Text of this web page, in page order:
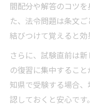
間配分や解答のコツ
た、法令問題は条文
結びつけて覚えると効
さらに、試験直前は
の復習に集中するこ
知県で受験する場合
認しておくと安心です。